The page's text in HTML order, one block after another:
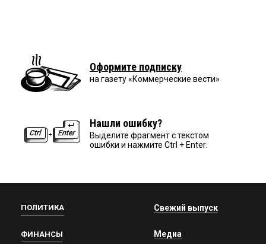
Оформите подписку
на газету «Коммерческие вести»
Нашли ошибку?
Выделите фрагмент с текстом
ошибки и нажмите Ctrl + Enter.
ПОЛИТИКА
ФИНАНСЫ
Свежий выпуск
Медиа